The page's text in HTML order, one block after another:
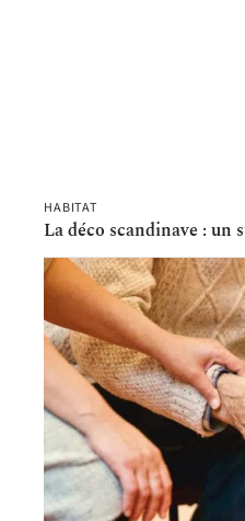
HABITAT
La déco scandinave : un